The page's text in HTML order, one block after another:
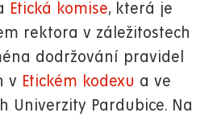
Etická komise, která je
rektora v záležitostech
dodržování pravidel
v Etickém kodexu a ve
Univerzity Pardubice. Na